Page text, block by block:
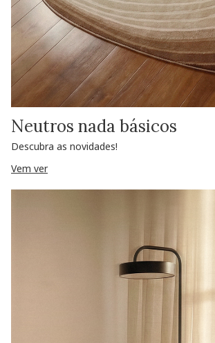
Neutros nada básicos
Descubra as novidades!
Vem ver